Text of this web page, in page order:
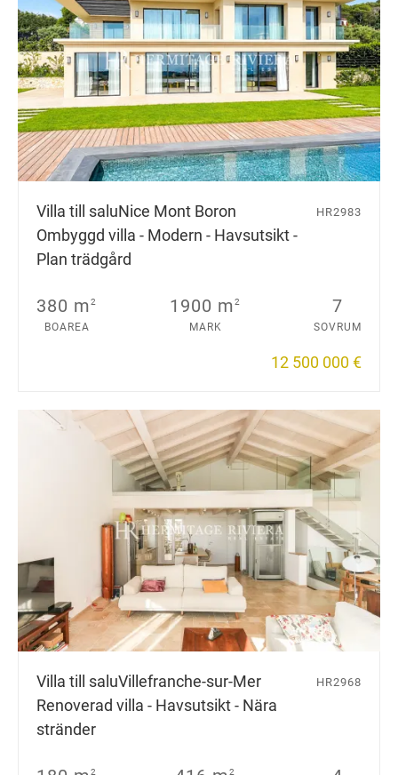
Villa till saluNice Mont Boron
Ombyggd villa - Modern - Havsutsikt -
Plan trädgård
HR2983
380 m2
BOAREA
1900 m2
MARK
7
SOVRUM
12 500 000 €
Villa till saluVillefranche-sur-Mer
Renoverad villa - Havsutsikt - Nära
stränder
HR2968
2 2